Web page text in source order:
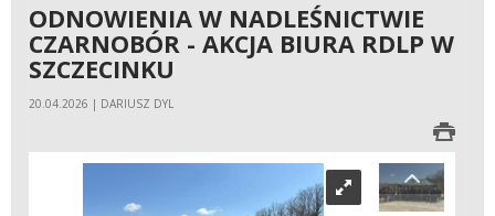
ODNOWIENIA W NADLEŚNICTWIE
CZARNOBÓR - AKCJA BIURA RDLP W
SZCZECINKU
20.04.2026 | DARIUSZ DYL